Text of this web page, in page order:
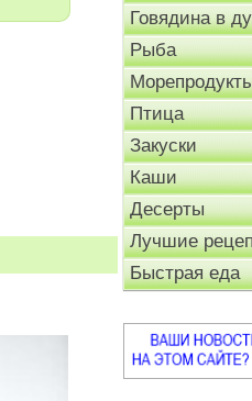
Говядина в
Рыба
Птица
Закуски
Каши
Десерты
Лучшие
Быстрая еда